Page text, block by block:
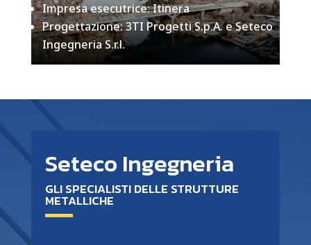
Impresa esecutrice: Itinera
Progettazione: 3TI Progetti S.p.A. e Seteco
Ingegneria S.r.l.
Seteco Ingegneria
GLI SPECIALISTI DELLE STRUTTURE
METALLICHE